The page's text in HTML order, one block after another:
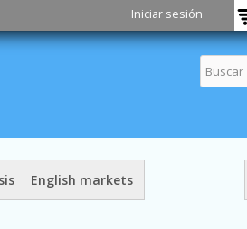
contenido
principal
Iniciar sesión
English markets